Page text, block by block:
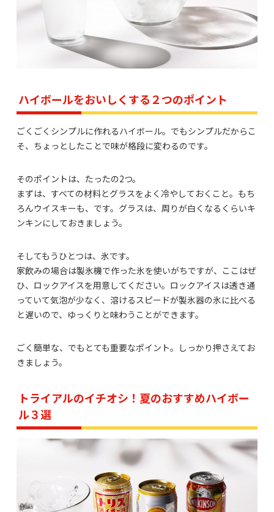
ハイボールをおいしくする２つのポイント
ごくごくシンプルに作れるハイボール。でもシンプルだからこ
そ、ちょっとしたことで味が格段に変わるのです。
そのポイントは、たったの2つ。
まずは、すべての材料とグラスをよく冷やしておくこと。もち
ろんウイスキーも、です。グラスは、周りが白くなるくらいキ
ンキンにしておきましょう。
そしてもうひとつは、氷です。
家飲みの場合は製氷機で作った氷を使いがちですが、ここはぜ
ひ、ロックアイスを用意してください。ロックアイスは透き通
っていて気泡が少なく、溶けるスピードが製氷器の氷に比べる
と遅いので、ゆっくりと味わうことができます。
ごく簡単な、でもとても重要なポイント。しっかり押さえてお
きましょう。
トライアルのイチオシ！夏のおすすめハイボー
ル３選